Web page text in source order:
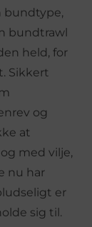
bundtype,
bundtrawl
held, for
Sikkert
og
at
med vilje,
nu har
er
sig til.